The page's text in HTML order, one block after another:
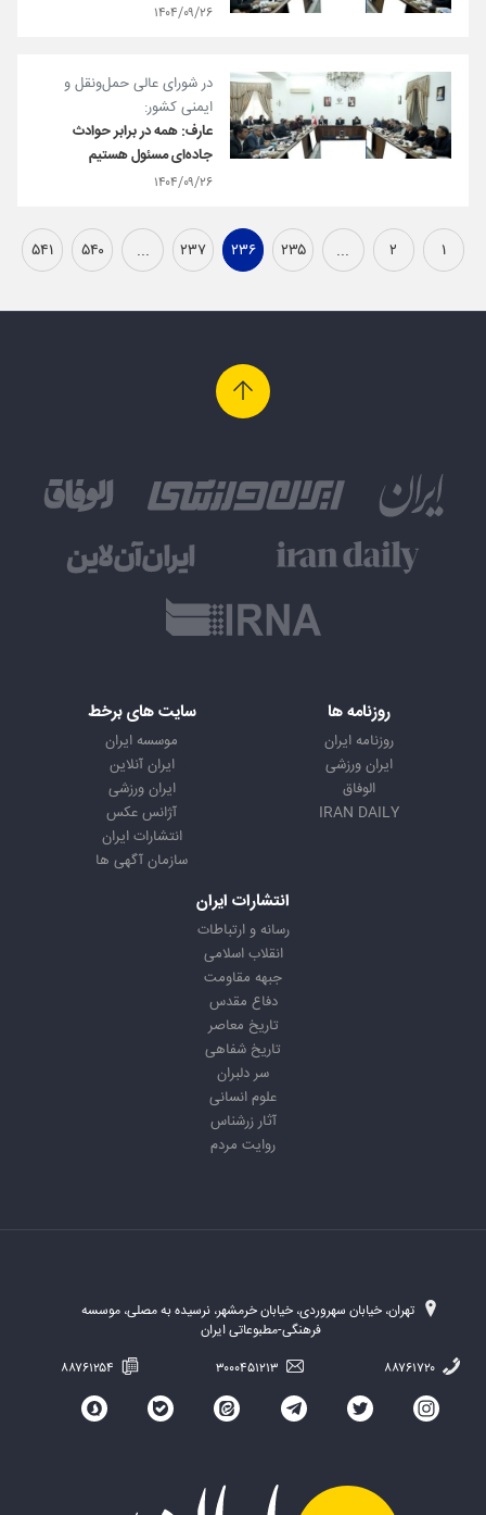
۱۴۰۴/۰۹/۲۶
در شورای عالی حمل‌ونقل و
ایمنی کشور:
عارف: همه در برابر حوادث
جاده‌ای مسئول هستیم
۱۴۰۴/۰۹/۲۶
۱ ۲ ... ۲۳۵ ۲۳۶ ۲۳۷ ... ۵۴۰ ۵۴۱
روزنامه ها
روزنامه ایران
ایران ورزشی
الوفاق
IRAN DAILY
سایت های برخط
موسسه ایران
ایران آنلاین
ایران ورزشی
آژانس عکس
انتشارات ایران
سازمان آگهی ها
انتشارات ایران
رسانه و ارتباطات
انقلاب اسلامی
جبهه مقاومت
دفاع مقدس
تاریخ معاصر
تاریخ شفاهی
سر دلبران
علوم انسانی
آثار زرشناس
روایت مردم
تهران، خیابان سهروردی، خیابان خرمشهر، نرسیده به مصلی، موسسه
فرهنگی-مطبوعاتی ایران